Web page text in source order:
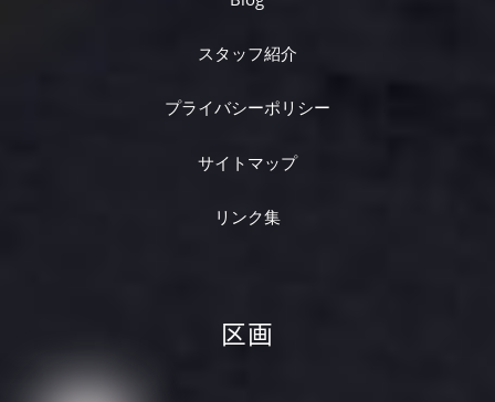
スタッフ紹介
プライバシーポリシー
サイトマップ
リンク集
区画